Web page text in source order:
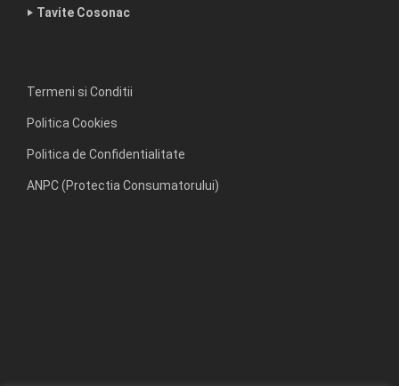
‣ Tavite Cosonac
Termeni si Conditii
Politica Cookies
Politica de Confidentialitate
ANPC (Protectia Consumatorului)